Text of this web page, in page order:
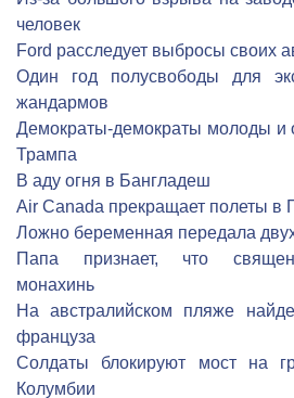
человек
Ford расследует выбросы своих
Один год полусвободы для
жандармов
Демократы-демократы молоды и
Трампа
В аду огня в Бангладеш
Air Canada прекращает полеты в
Ложно беременная передала
Папа признает, что
монахинь
На австралийском пляже
француза
Солдаты блокируют мост на
Колумбии